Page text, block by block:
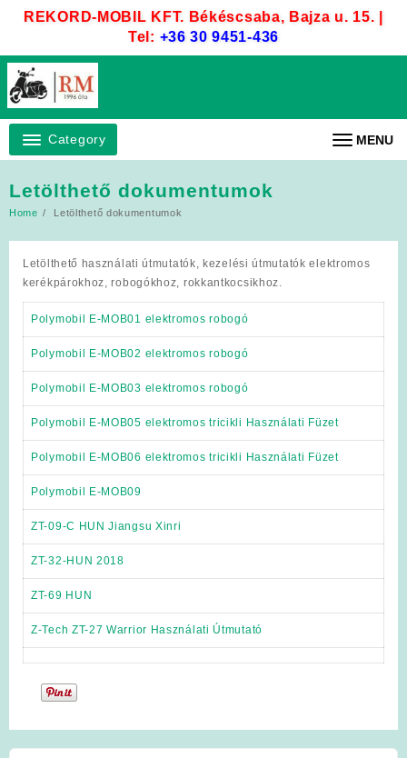
REKORD-MOBIL KFT. Békéscsaba, Bajza u. 15. |
Tel: +36 30 9451-436
Category MENU
Letölthető dokumentumok
Home Letölthető dokumentumok
Letölthető használati útmutatók, kezelési útmutatók elektromos
kerékpárokhoz, robogókhoz, rokkantkocsikhoz.
Polymobil E-MOB01 elektromos robogó
Polymobil E-MOB02 elektromos robogó
Polymobil E-MOB03 elektromos robogó
Polymobil E-MOB05 elektromos tricikli Használati Füzet
Polymobil E-MOB06 elektromos tricikli Használati Füzet
Polymobil E-MOB09
ZT-09-C HUN Jiangsu Xinri
ZT-32-HUN 2018
ZT-69 HUN
Z-Tech ZT-27 Warrior Használati Útmutató